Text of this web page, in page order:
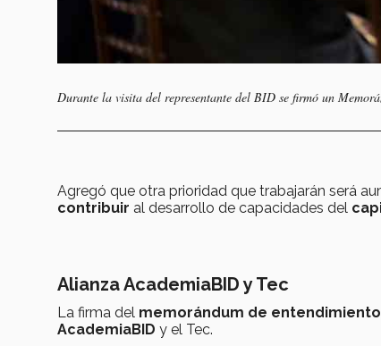
Durante la visita del representante del BID se firmó un
Agregó que otra prioridad que trabajarán será
contribuir al desarrollo de capacidades del
Alianza AcademiaBID y Tec
La firma del memorándum de entendimiento
AcademiaBID y el Tec.